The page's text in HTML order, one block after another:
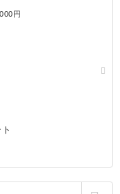
円